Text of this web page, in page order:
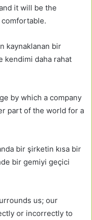
it will be the
kaynaklanan bir
kendimi daha rahat
by which a company
part of the world for a
bir şirketin kısa bir
bir gemiyi geçici
us; our
or incorrectly to